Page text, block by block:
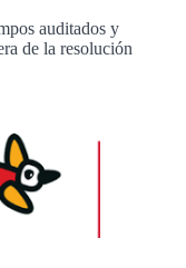
auditados y
de la resolución